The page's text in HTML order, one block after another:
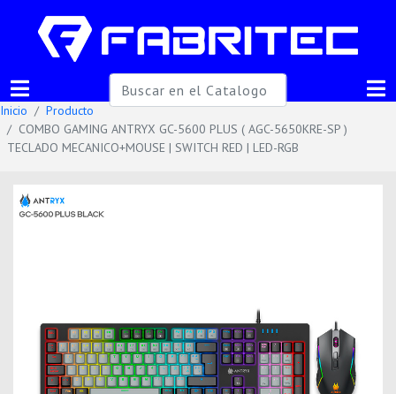
Inicio
Producto
COMBO GAMING ANTRYX GC-5600 PLUS ( AGC-5650KRE-SP )
TECLADO MECANICO+MOUSE | SWITCH RED | LED-RGB